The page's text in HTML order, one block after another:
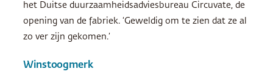
het Duitse duurzaamheidsadviesbureau Circuvate, de
opening van de fabriek. ‘Geweldig om te zien dat ze al
zo ver zijn gekomen.’
Winstoogmerk